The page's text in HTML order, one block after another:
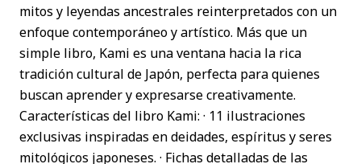
mitos y leyendas ancestrales reinterpretados con un
enfoque contemporáneo y artístico. Más que un
simple libro, Kami es una ventana hacia la rica
tradición cultural de Japón, perfecta para quienes
buscan aprender y expresarse creativamente.
Características del libro Kami: · 11 ilustraciones
exclusivas inspiradas en deidades, espíritus y seres
mitológicos japoneses. · Fichas detalladas de las